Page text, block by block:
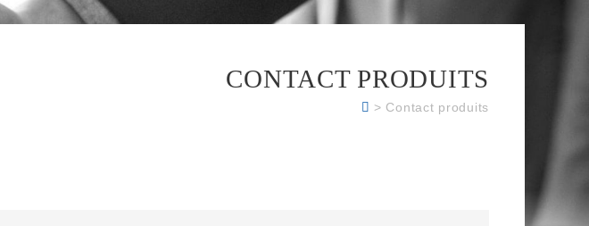
CONTACT PRODUITS
> Contact produits